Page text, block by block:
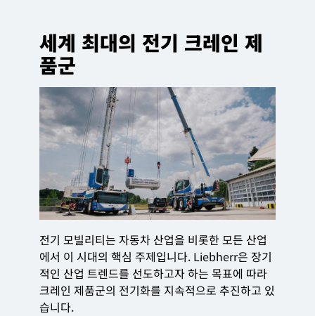
세계 최대의 전기 크레인 제
품군
전기 모빌리티는 자동차 산업을 비롯한 모든 산업
에서 이 시대의 핵심 주제입니다. Liebherr은 장기
적인 산업 트렌드를 선도하고자 하는 목표에 따라
크레인 제품군의 전기화를 지속적으로 추진하고 있
습니다.